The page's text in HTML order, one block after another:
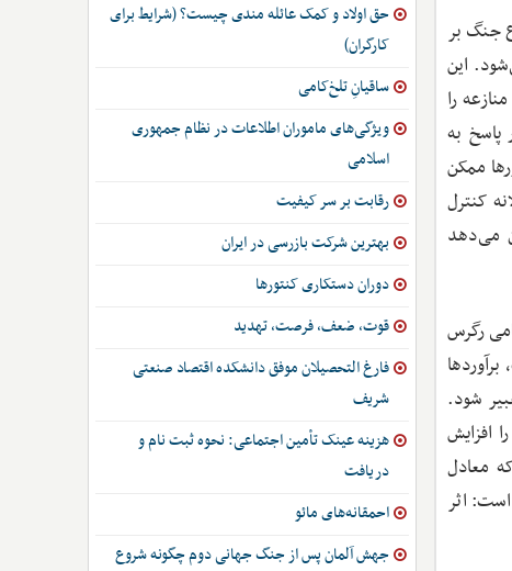
جنگ بر
این
را
پاسخ به
ممکن
کنترل
می‌دهد
رگرس
شود.
افزایش
نظامی -که معادل
پایدار است: اثر
حق اولاد و کمک عائله مندی چیست؟ (شرایط برای
کارگران)
ساقیانِ تلخ‌کامی
ویژگی‌های ماموران اطلاعات در نظام جمهوری
اسلامی
رقابت بر سر کیفیت
بهترین شرکت بازرسی در ایران
دوران دستکاری کنتورها
قوت، ضعف، فرصت، تهدید
فارغ التحصیلان موفق دانشکده اقتصاد صنعتی
شریف
هزینه عینک تأمین اجتماعی: نحوه ثبت نام و
دریافت
احمقانه‌های مائو
جهش آلمان پس از جنگ جهانی دوم چگونه شروع